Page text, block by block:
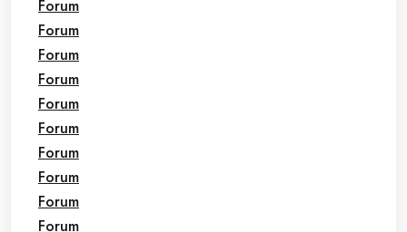
Forum
Forum
Forum
Forum
Forum
Forum
Forum
Forum
Forum
Forum